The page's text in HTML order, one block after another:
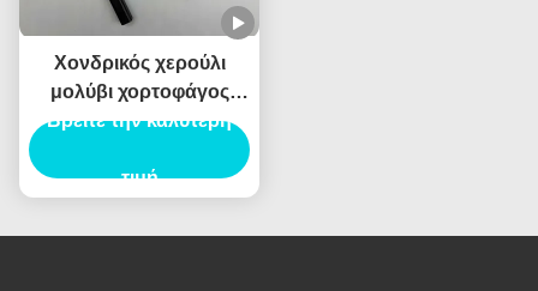
Χονδρικός χερούλι
μολύβι χορτοφάγος
κρεμαρό δοχείο
Logo ιδιωτική ετικέτα
Βρείτε την καλύτερη
τιμή